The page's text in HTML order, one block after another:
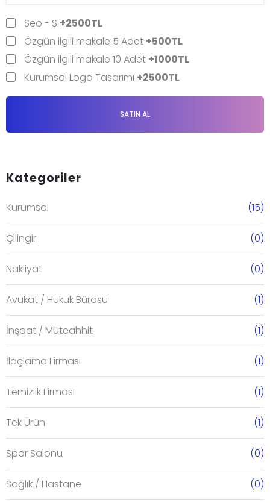
Seo - S +2500TL
Özgün ilgili makale 5 Adet +500TL
Özgün ilgili makale 10 Adet +1000TL
Kurumsal Logo Tasarımı +2500TL
SATIN AL
Kategoriler
Kurumsal (15)
Çilingir (0)
Nakliyat (0)
Avukat / Hukuk Bürosu (1)
İnşaat / Müteahhit (1)
İlaçlama Firması (1)
Temizlik Firması (1)
Tek Ürün (1)
Spor Salonu (0)
Sağlık / Hastane (0)